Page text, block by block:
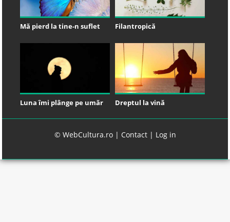
Mă pierd la tine-n suflet Filantropică
Luna îmi plânge pe umăr Dreptul la vină
© WebCultura.ro | Contact| Log in